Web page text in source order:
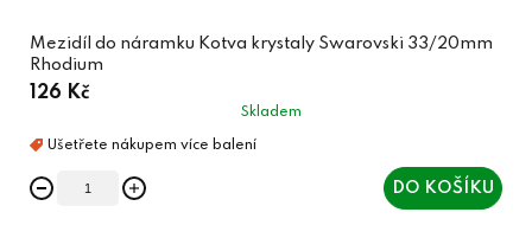
Mezidíl do náramku Kotva krystaly Swarovski 33/20mm
Rhodium
126 Kč
Skladem
DO KOŠÍKU